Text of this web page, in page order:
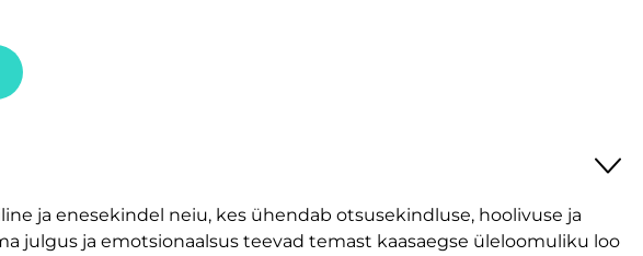
ja enesekindel neiu, kes ühendab otsusekindluse, hoolivuse ja
julgus ja emotsionaalsus teevad temast kaasaegse üleloomuliku loo